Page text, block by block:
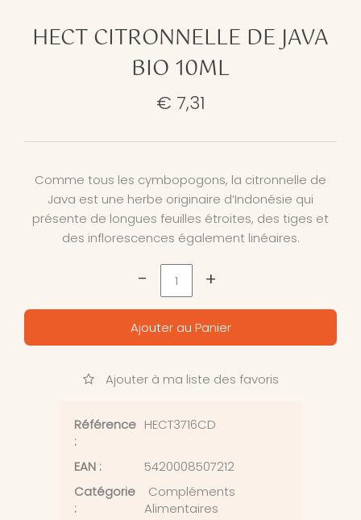
HECT CITRONNELLE DE JAVA
BIO 10ML
€ 7,31
Comme tous les cymbopogons, la citronnelle de
Java est une herbe originaire d’Indonésie qui
présente de longues feuilles étroites, des tiges et
des inflorescences également linéaires.
- +
Ajouter au Panier
Ajouter à ma liste des favoris
Référence
:
HECT3716CD
EAN :
5420008507212
Catégorie
:
Compléments
Alimentaires